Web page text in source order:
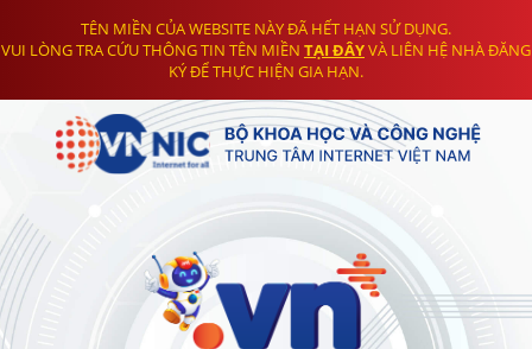
TÊN MIỀN CỦA WEBSITE NÀY ĐÃ HẾT HẠN SỬ DỤNG.
VUI LÒNG TRA CỨU THÔNG TIN TÊN MIỀN TẠI ĐÂYVÀ LIÊN HỆ NHÀ ĐĂNG
KÝ ĐỂ THỰC HIỆN GIA HẠN.